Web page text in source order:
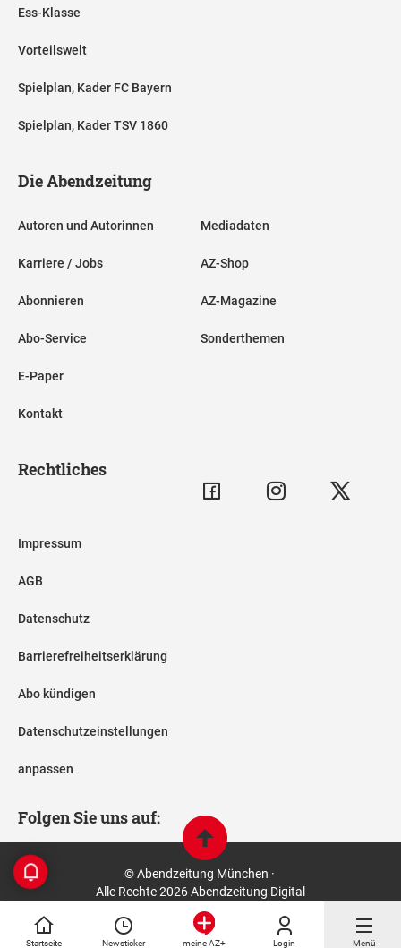
Startseite Newsticker meine AZ+ Login Menü
Ess-Klasse
Vorteilswelt
Spielplan, Kader FC Bayern
Spielplan, Kader TSV 1860
Die Abendzeitung
Autoren und Autorinnen
Karriere / Jobs
Abonnieren
Abo-Service
E-Paper
Kontakt
Mediadaten
AZ-Shop
AZ-Magazine
Sonderthemen
Rechtliches
Impressum
AGB
Datenschutz
Barrierefreiheitserklärung
Abo kündigen
Datenschutzeinstellungen
anpassen
Folgen Sie uns auf:
© Abendzeitung München ·
Alle Rechte 2026 Abendzeitung Digital